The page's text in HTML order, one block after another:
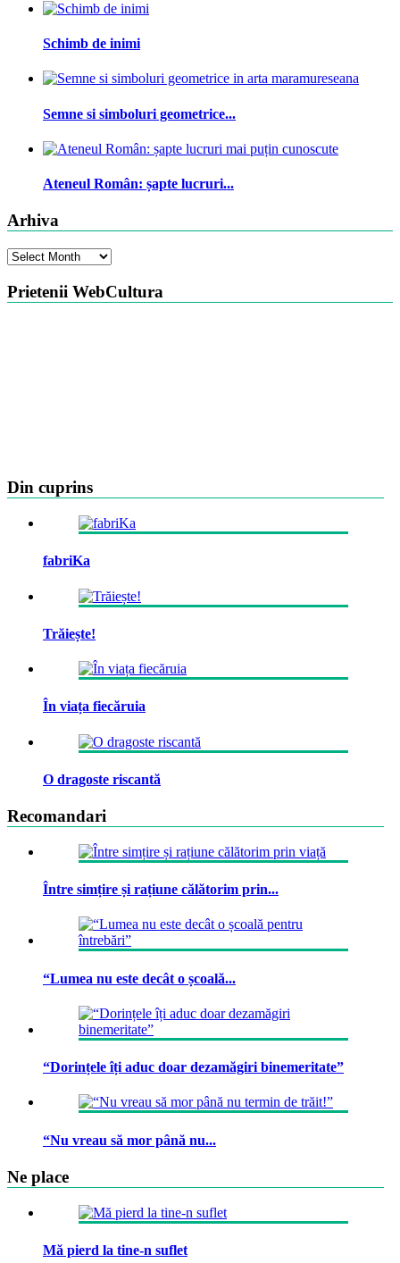
Schimb de inimi
Semne si simboluri geometrice...
Ateneul Român: șapte lucruri...
Arhiva
Arhiva
Prietenii WebCultura
Din cuprins
fabriKa
Trăiește!
În viața fiecăruia
O dragoste riscantă
Recomandari
Între simțire și rațiune călătorim prin...
“Lumea nu este decât o școală...
“Dorințele îți aduc doar dezamăgiri binemeritate”
“Nu vreau să mor până nu...
Ne place
Mă pierd la tine-n suflet